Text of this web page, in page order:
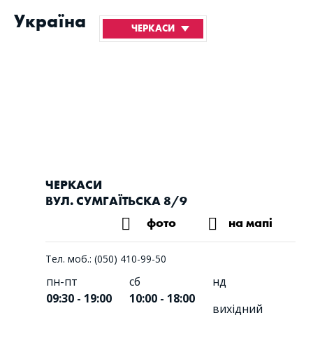
Україна ЧЕРКАСИ
ЧЕРКАСИ
ВУЛ. СУМГАЇТЬСКА 8/9
фото
на мапі
Тел. моб.: (050) 410-99-50
пн-пт сб
нд
09:30 - 19:00
10:00 - 18:00
вихідний